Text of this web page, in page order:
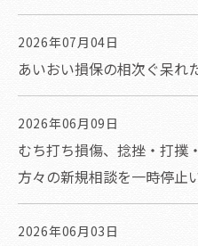
2026年07月04日
あいおい損保の相次ぐ呆れ
2026年06月09日
むち打ち損傷、捻挫・打撲
方々の新規相談を一時停止
2026年06月03日